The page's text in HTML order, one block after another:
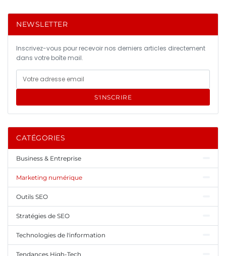
NEWSLETTER
Inscrivez-vous pour recevoir nos derniers articles directement
dans votre boîte mail.
S'INSCRIRE
CATÉGORIES
Business & Entreprise
Marketing numérique
Outils SEO
Stratégies de SEO
Technologies de l'information
Tendances High-Tech